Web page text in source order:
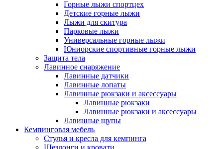
Горные лыжи спортцех
Детские горные лыжи
Лыжи для скитура
Парковые лыжи
Универсальные горные лыжи
Юниорские спортивные горные лыжи
Защита тела
Лавинное снаряжение
Лавинные датчики
Лавинные лопаты
Лавинные рюкзаки и аксессуары
Лавинные рюкзаки
Лавинные рюкзаки и аксессуары
Лавинные щупы
Кемпинговая мебель
Стулья и кресла для кемпинга
Шезлонги и кровати